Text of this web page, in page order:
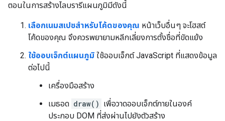
ตอนในการสร้างไลบรารีแผนภูมิมีดังนี้
เลือกเนมสเปซสำหรับโค้ดของคุณ หน้าเว็บอื่นๆ จะโฮสต์
โค้ดของคุณ จึงควรพยายามหลีกเลี่ยงการตั้งชื่อที่ขัดแย้ง
ใช้ออบเจ็กต์แผนภูมิ ใช้ออบเจ็กต์ JavaScript ที่แสดงข้อมูล
ต่อไปนี้
เครื่องมือสร้าง
เมธอด draw() เพื่อวาดออบเจ็กต์ภายในองค์
ประกอบ DOM ที่ส่งผ่านไปยังตัวสร้าง